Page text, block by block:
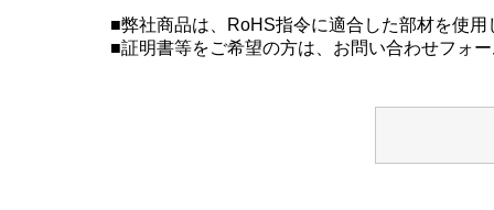
■弊社商品は、RoHS指令に適合した部材を使用
■証明書等をご希望の方は、お問い合わせフォ